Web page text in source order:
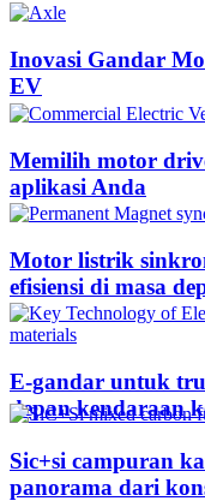
Inovasi Gandar
EV
Memilih motor
aplikasi Anda
Motor listrik
efisiensi di masa
E-gandar untuk
depan kendaraan
Sic+si campuran
panorama dari